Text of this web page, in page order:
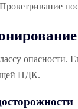
опасности.
ПДК.